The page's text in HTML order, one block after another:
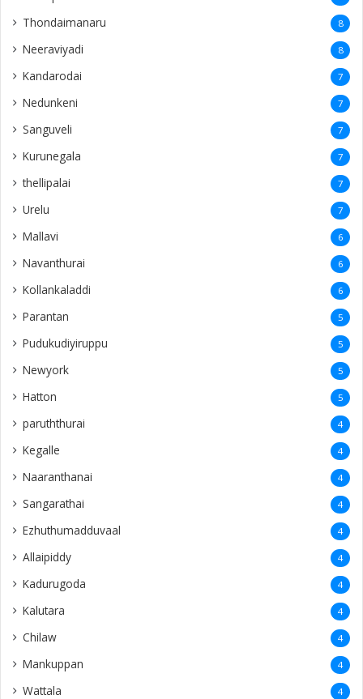
Thondaimanaru 8
Neeraviyadi 8
Kandarodai 7
Nedunkeni 7
Sanguveli 7
Kurunegala 7
thellipalai 7
Urelu 7
Mallavi 6
Navanthurai 6
Kollankaladdi 6
Parantan 5
Pudukudiyiruppu 5
Newyork 5
Hatton 5
paruththurai 4
Kegalle 4
Naaranthanai 4
Sangarathai 4
Ezhuthumadduvaal 4
Allaipiddy 4
Kadurugoda 4
Kalutara 4
Chilaw 4
Mankuppan 4
Wattala 4